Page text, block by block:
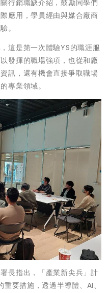
行銷職缺介紹，鼓勵同學們
應用，學員經由與媒合廠商
。
這是第一次體驗YS的職涯服
發揮的職場強項，也從和廠
訊，還有機會直接爭取職場
專業領域。
長指出，「產業新尖兵」計
要措施，透過半導體、AI、